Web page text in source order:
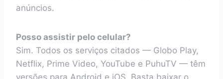
anúncios.
Posso assistir pelo celular?
Sim. Todos os serviços citados — Globo Play,
Netflix, Prime Video, YouTube e PuhuTV — têm
versões para Android e iOS. Basta baixar o